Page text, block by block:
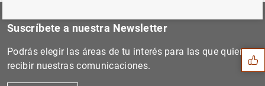
Sugerencias
Suscríbete a nuestra Newsletter
Podrás elegir las áreas de tu interés para las que quieres
recibir nuestras comunicaciones.